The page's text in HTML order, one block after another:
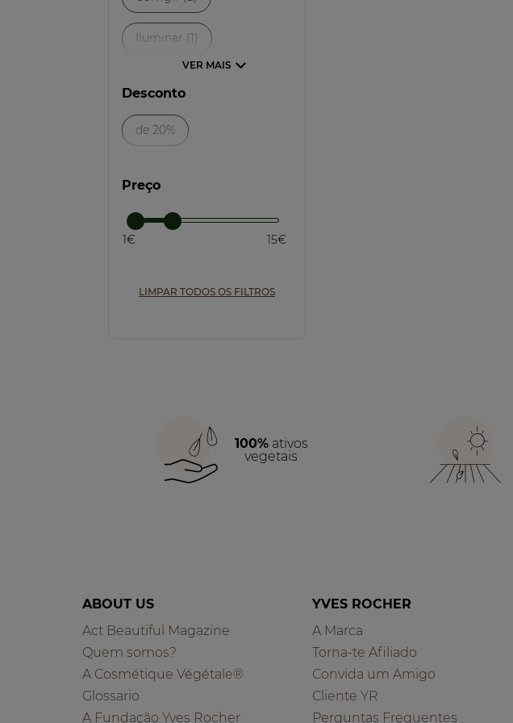
Iluminar (1)
Anti-Olheiras (1)
Desconto
de 20%
Preço
1€ 15€
LIMPAR TODOS OS FILTROS
100%ativos
vegetais
ABOUT US
Act Beautiful Magazine
Quem somos?
A Cosmétique Végétale®
Glossario
A Fundação Yves Rocher
YVES ROCHER
A Marca
Torna-te Afiliado
Convida um Amigo
Cliente YR
Perguntas Frequentes